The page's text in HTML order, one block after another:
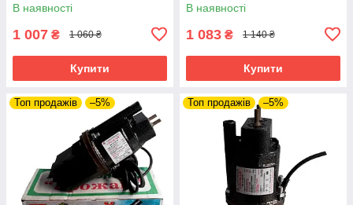
В наявності
1 007 ₴ 1 060 ₴
Купити
В наявності
1 083 ₴ 1 140 ₴
Купити
Топ продажів –5% Топ продажів –5%